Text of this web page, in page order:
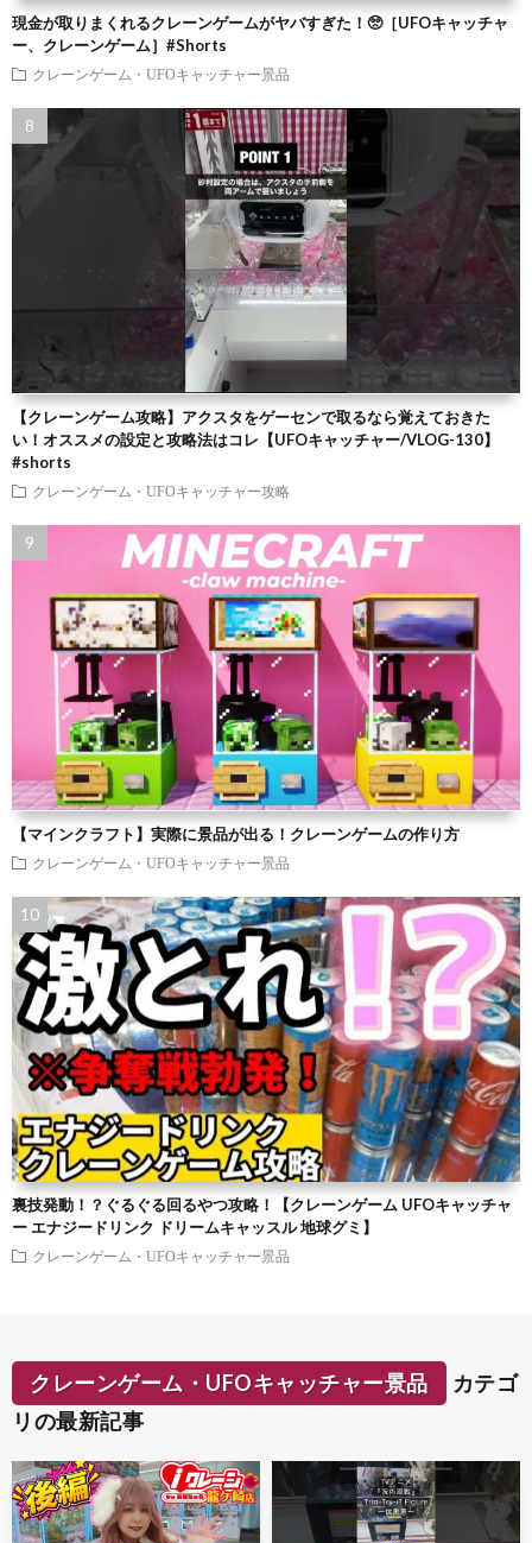
現金が取りまくれるクレーンゲームがヤバすぎた！🥺［UFOキャッチャ
ー、クレーンゲーム］#Shorts
クレーンゲーム・UFOキャッチャー景品
【クレーンゲーム攻略】アクスタをゲーセンで取るなら覚えておきた
い！オススメの設定と攻略法はコレ【UFOキャッチャー/VLOG-130】
#shorts
クレーンゲーム・UFOキャッチャー攻略
【マインクラフト】実際に景品が出る！クレーンゲームの作り方
クレーンゲーム・UFOキャッチャー景品
裏技発動！？ぐるぐる回るやつ攻略！【クレーンゲーム UFOキャッチャ
ー エナジードリンク ドリームキャッスル 地球グミ】
クレーンゲーム・UFOキャッチャー景品
クレーンゲーム・UFOキャッチャー景品
カテゴ
リの最新記事